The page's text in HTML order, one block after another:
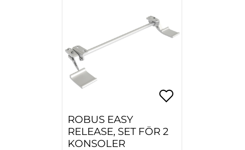
ROBUS EASY
RELEASE, SET FÖR 2
KONSOLER